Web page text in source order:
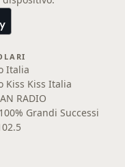
Italia
Kiss Kiss Italia
RADIO
Grandi Successi